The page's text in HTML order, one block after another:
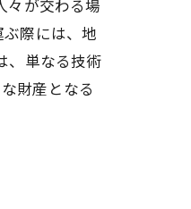
々が交わる場
際には、地
、単なる技術